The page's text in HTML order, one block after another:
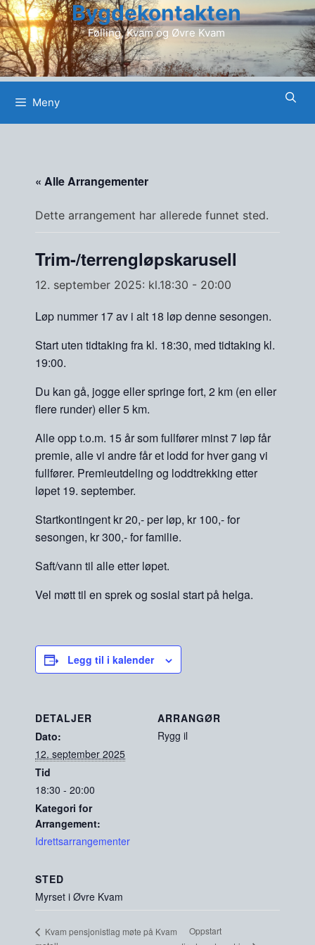
Hopp
til
innhold
Bygdekontakten
Følling, Kvam og Øvre Kvam
Meny
« Alle Arrangementer
Dette arrangement har allerede funnet sted.
Trim-/terrengløpskarusell
12. september 2025: kl.18:30 - 20:00
Løp nummer 17 av i alt 18 løp denne sesongen.
Start uten tidtaking fra kl. 18:30, med tidtaking kl.
19:00.
Du kan gå, jogge eller springe fort, 2 km (en eller
flere runder) eller 5 km.
Alle opp t.o.m. 15 år som fullfører minst 7 løp får
premie, alle vi andre får et lodd for hver gang vi
fullfører. Premieutdeling og loddtrekking etter
løpet 19. september.
Startkontingent kr 20,- per løp, kr 100,- for
sesongen, kr 300,- for familie.
Saft/vann til alle etter løpet.
Vel møtt til en sprek og sosial start på helga.
Legg til i kalender
DETALJER
Dato:
12. september 2025
Tid
18:30 - 20:00
Kategori for
Arrangement:
Idrettsarrangementer
ARRANGØR
Rygg il
STED
Myrset i Øvre Kvam
Kvam pensjonistlag møte på Kvam
Oppstart